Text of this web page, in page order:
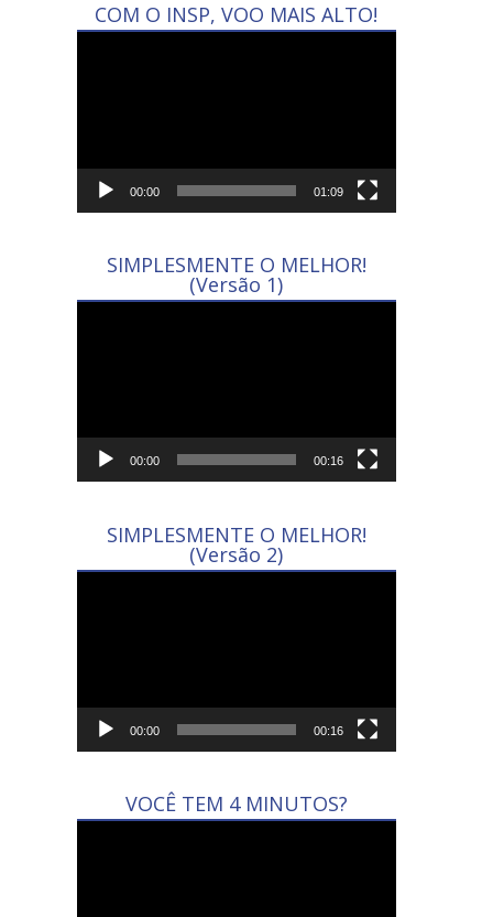
COM O INSP, VOO MAIS ALTO!
00:00 01:09
SIMPLESMENTE O MELHOR!
(Versão 1)
00:00 00:16
SIMPLESMENTE O MELHOR!
(Versão 2)
00:00 00:16
VOCÊ TEM 4 MINUTOS?